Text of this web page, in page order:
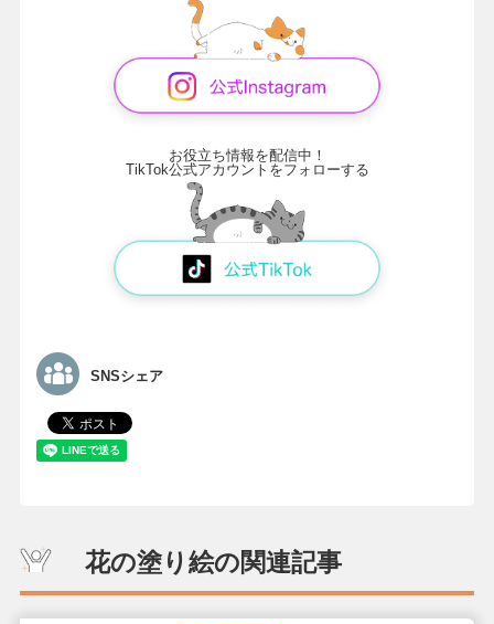
お役立ち情報を配信中！
TikTok公式アカウントをフォローする
SNSシェア
花の塗り絵の関連記事